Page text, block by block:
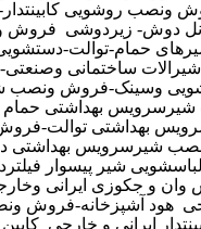
ونصب روشویی
دوش- زیردوشی فروش
حمام-توالت-
شیرالات ساختمانی
وسینک-فروش ونصب
بهداشتی حمام
بهداشتی توالت-
شیرسرویس بهداشتی
شیر پیسوار
و جکوزی ایرانی
هود آشپزخانه-فروش
ایرانی و خارجی